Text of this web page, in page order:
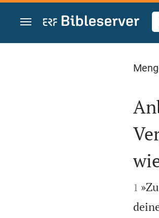
Zum Inhalt springen


1